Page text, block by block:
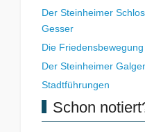
Der Steinheimer
Gesser
Die
Der Steinheimer
Stadtführungen
Schon